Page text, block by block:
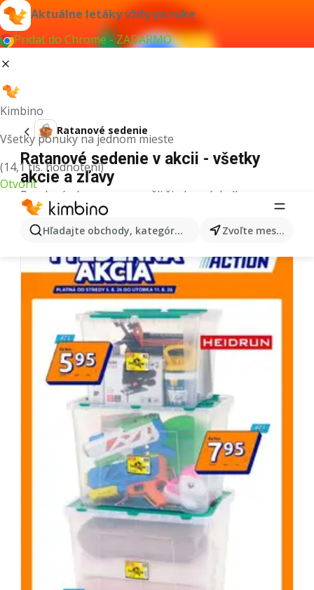
Aktuálne letáky vždy po ruke
Pridať do Chrome - ZADARMO
Kimbino
Všetky ponuky na jednom mieste
(14,1 tis. hodnotení)
Otvoriť
Hľadajte obchody, kategórie, produkty... Zvoľte mesto
Ratanové sedenie
Ratanové sedenie v akcii - všetky
akcie a zľavy
Pre daný výraz sme nenašli žiadne výsledky.
Ďalšie letáky z kategórie